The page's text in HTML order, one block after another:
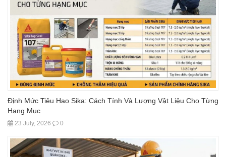
Định Mức Tiêu Hao Sika: Cách Tính Và Lượng Vật Liệu Cho Từng
Hạng Mục
23 July, 2026 0